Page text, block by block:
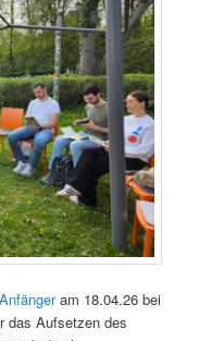
am 18.04.26 bei
das Aufsetzen des